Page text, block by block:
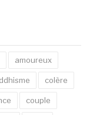
amoureux
colère
couple